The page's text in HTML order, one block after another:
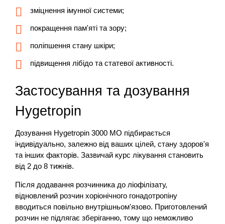
зміцнення імунної системи;
покращення пам'яті та зору;
поліпшення стану шкіри;
підвищення лібідо та статевої активності.
Застосування та дозування
Hygetropin
Дозування Hygetropin 3000 МО підбирається
індивідуально, залежно від ваших цілей, стану здоров'я
та інших факторів. Зазвичай курс лікування становить
від 2 до 8 тижнів.
Після додавання розчинника до ліофілізату,
відновлений розчин хоріонічного гонадотропіну
вводиться повільно внутрішньом'язово. Приготовлений
розчин не підлягає зберіганню, тому що неможливо